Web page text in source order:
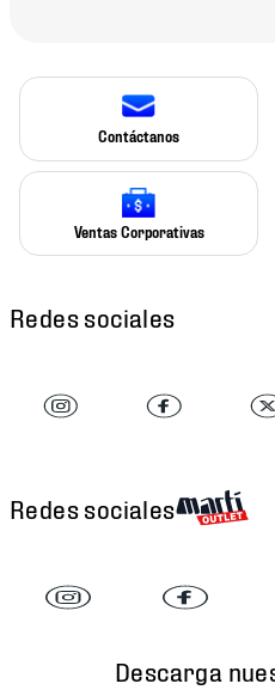
Contáctanos
Ventas Corporativas
Redes sociales
Redes sociales
Descarga